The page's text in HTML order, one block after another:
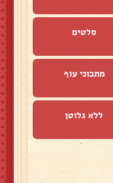
סלטים
מתכוני עוף
ללא גלוטן